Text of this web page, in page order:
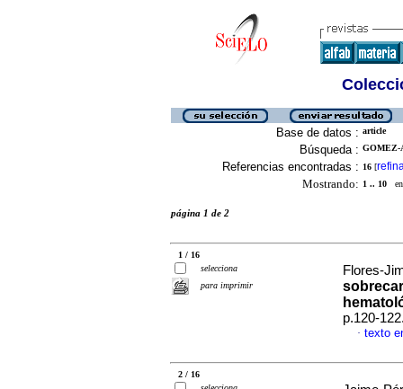
Base de datos : article
Búsqueda : GOMEZ-
Referencias encontradas : 16 [
Mostrando: 1 .. 10 en
página 1 de 2
1 / 16
selecciona
para imprimir
Flores-
p.120-
· texto
2 / 16